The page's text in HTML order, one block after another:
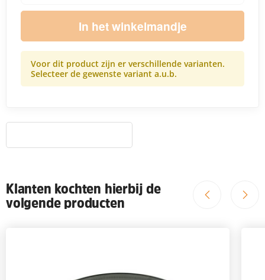
In het winkelmandje
Voor dit product zijn er verschillende varianten.
Selecteer de gewenste variant a.u.b.
Klanten kochten hierbij de
volgende producten